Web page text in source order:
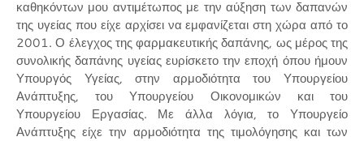
καθηκόντων μου αντιμέτωπος με την αύξηση των δαπανών
της υγείας που είχε αρχίσει να εμφανίζεται στη χώρα από το
2001. Ο έλεγχος της φαρμακευτικής δαπάνης, ως μέρος της
συνολικής δαπάνης υγείας ευρίσκετο την εποχή όπου ήμουν
Υπουργός Υγείας, στην αρμοδιότητα του Υπουργείου
Ανάπτυξης, του Υπουργείου Οικονομικών και του
Υπουργείου Εργασίας. Με άλλα λόγια, το Υπουργείο
Ανάπτυξης είχε την αρμοδιότητα της τιμολόγησης και των